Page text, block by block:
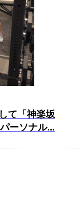
て「神楽坂
ーソナル...